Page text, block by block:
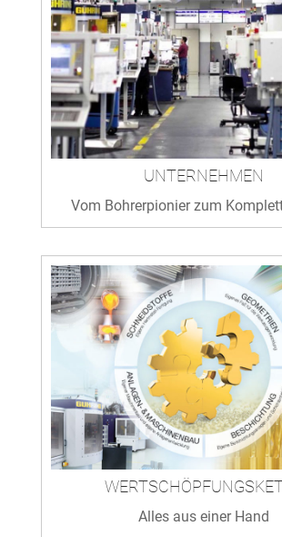
UNTERNEHMEN
Vom Bohrerpionier zum
Alles aus einer Hand